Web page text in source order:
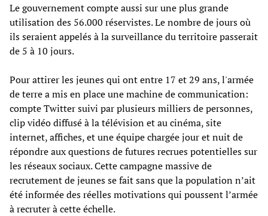
Le gouvernement compte aussi sur une plus grande
utilisation des 56.000 réservistes. Le nombre de jours où
ils seraient appelés à la surveillance du territoire passerait
de 5 à 10 jours.
Pour attirer les jeunes qui ont entre 17 et 29 ans, l'armée
de terre a mis en place une machine de communication:
compte Twitter suivi par plusieurs milliers de personnes,
clip vidéo diffusé à la télévision et au cinéma, site
internet, affiches, et une équipe chargée jour et nuit de
répondre aux questions de futures recrues potentielles sur
les réseaux sociaux. Cette campagne massive de
recrutement de jeunes se fait sans que la population n’ait
été informée des réelles motivations qui poussent l’armée
à recruter à cette échelle.